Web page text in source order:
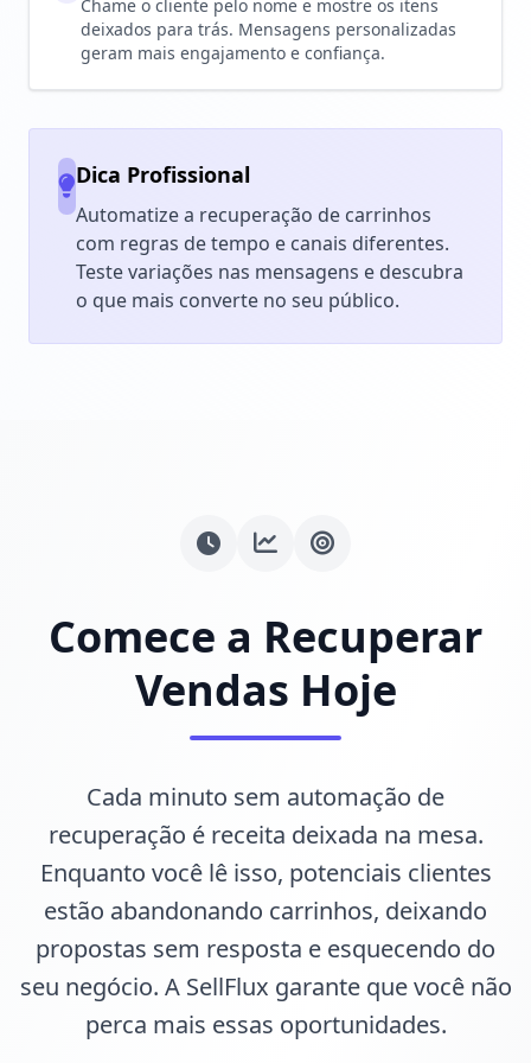
Chame o cliente pelo nome e mostre os itens
deixados para trás. Mensagens personalizadas
geram mais engajamento e confiança.
Dica Profissional
Automatize a recuperação de carrinhos
com regras de tempo e canais diferentes.
Teste variações nas mensagens e descubra
o que mais converte no seu público.
Comece a Recuperar
Vendas Hoje
Cada minuto sem automação de
recuperação é receita deixada na mesa.
Enquanto você lê isso, potenciais clientes
estão abandonando carrinhos, deixando
propostas sem resposta e esquecendo do
seu negócio. A SellFlux garante que você não
perca mais essas oportunidades.